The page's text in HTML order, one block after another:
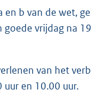
b van de wet,
vrijdag na
van het
en 10.00 uur.